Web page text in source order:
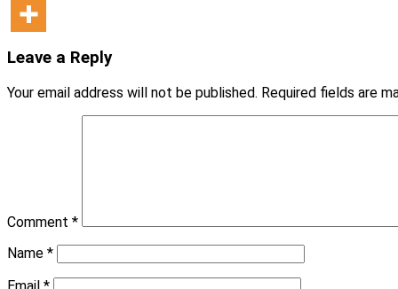
Leave a Reply
Your email address will not be published. Required fields are
Comment *
Name *